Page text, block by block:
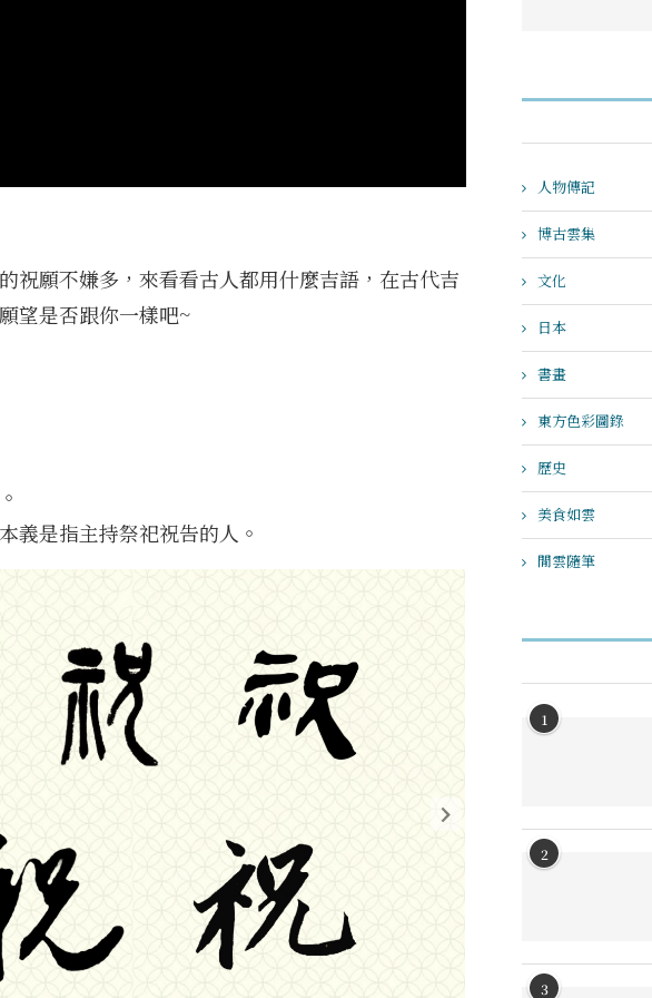
祝願不嫌多，來看看古人都用什麼吉語，在古代吉
望是否跟你一樣吧~
義是指主持祭祀祝告的人。
人物傳記
博古雲集
文化
日本
書畫
東方色彩圖錄
歷史
美食如雲
閒雲隨筆
1
2
3